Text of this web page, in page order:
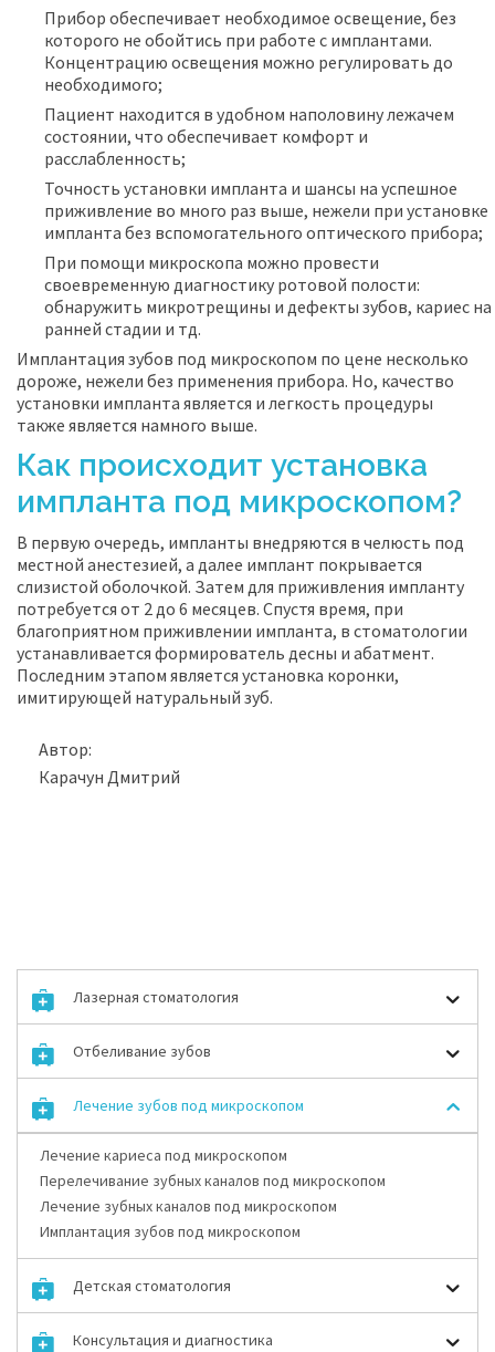
Прибор обеспечивает необходимое освещение, без
которого не обойтись при работе с имплантами.
Концентрацию освещения можно регулировать до
необходимого;
Пациент находится в удобном наполовину лежачем
состоянии, что обеспечивает комфорт и
расслабленность;
Точность установки импланта и шансы на успешное
приживление во много раз выше, нежели при установке
импланта без вспомогательного оптического прибора;
При помощи микроскопа можно провести
своевременную диагностику ротовой полости:
обнаружить микротрещины и дефекты зубов, кариес на
ранней стадии и тд.
Имплантация зубов под микроскопом по цене несколько
дороже, нежели без применения прибора. Но, качество
установки импланта является и легкость процедуры
также является намного выше.
Как происходит установка
импланта под микроскопом?
В первую очередь, импланты внедряются в челюсть под
местной анестезией, а далее имплант покрывается
слизистой оболочкой. Затем для приживления импланту
потребуется от 2 до 6 месяцев. Спустя время, при
благоприятном приживлении импланта, в стоматологии
устанавливается формирователь десны и абатмент.
Последним этапом является установка коронки,
имитирующей натуральный зуб.
Автор:
Карачун Дмитрий
Лазерная стоматология
Отбеливание зубов
Лечение зубов под микроскопом
Лечение кариеса под микроскопом
Перелечивание зубных каналов под микроскопом
Лечение зубных каналов под микроскопом
Имплантация зубов под микроскопом
Детская стоматология
Консультация и диагностика